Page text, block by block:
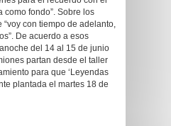
como fondo”. Sobre los
con tiempo de adelanto,
De acuerdo a esos
del 14 al 15 de junio
partan desde el taller
para que ‘Leyendas
plantada el martes 18 de